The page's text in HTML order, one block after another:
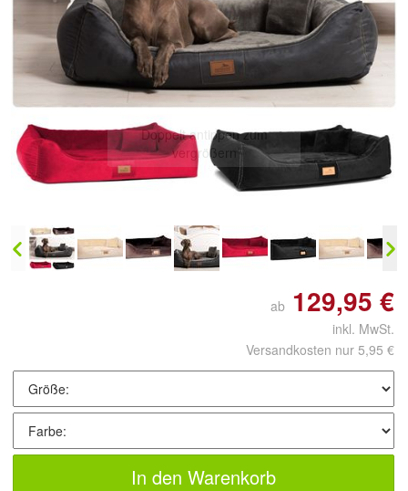
Doppelt antippen zum
vergrößern
ab 129,95 €
inkl. MwSt.
Versandkosten nur 5,95 €
In den Warenkorb